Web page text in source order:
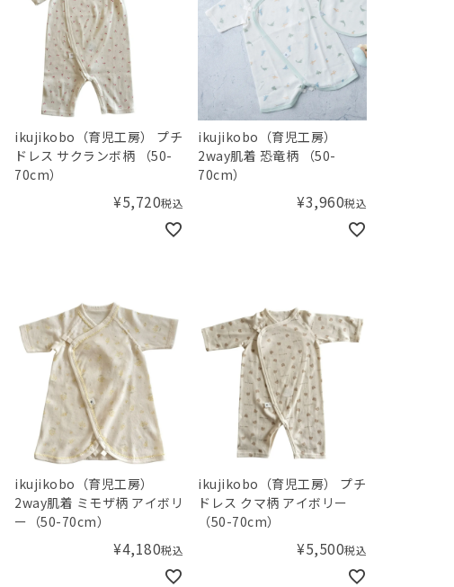
ikujikobo（育児工房） プチ
ドレス サクランボ柄 （50-
70cm）
¥5,720税込
ikujikobo（育児工房）
2way肌着 恐竜柄 （50-
70cm）
¥3,960税込
ikujikobo（育児工房）
2way肌着 ミモザ柄 アイボリ
ー（50-70cm）
¥4,180税込
ikujikobo（育児工房） プチ
ドレス クマ柄 アイボリー
（50-70cm）
¥5,500税込